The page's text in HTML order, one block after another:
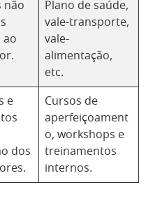
não
ao
Plano de saúde,
vale-transporte,
vale-
alimentação,
etc.
e
dos
Cursos de
aperfeiçoament
o, workshops e
treinamentos
internos.